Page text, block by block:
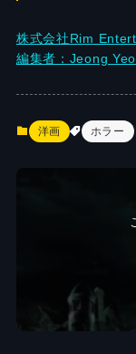
株式会社Rim
編集者：Jeong
洋画 ホラー